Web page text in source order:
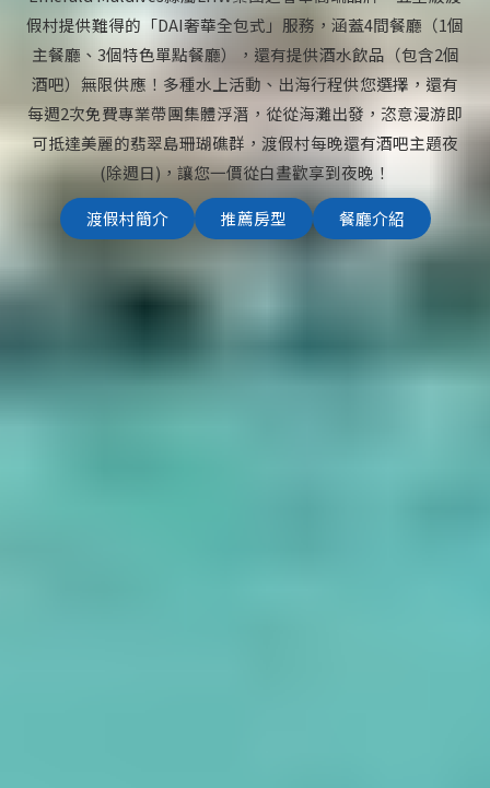
假村提供難得的「DAI奢華全包式」服務，涵蓋4間餐廳（1個
主餐廳、3個特色單點餐廳），還有提供酒水飲品（包含2個
酒吧）無限供應！多種水上活動、出海行程供您選擇，還有
每週2次免費專業帶團集體浮潛，從從海灘出發，恣意漫游即
可抵達美麗的翡翠島珊瑚礁群，渡假村每晚還有酒吧主題夜
(除週日)，讓您一價從白晝歡享到夜晚！
渡假村簡介
推薦房型 餐廳介紹